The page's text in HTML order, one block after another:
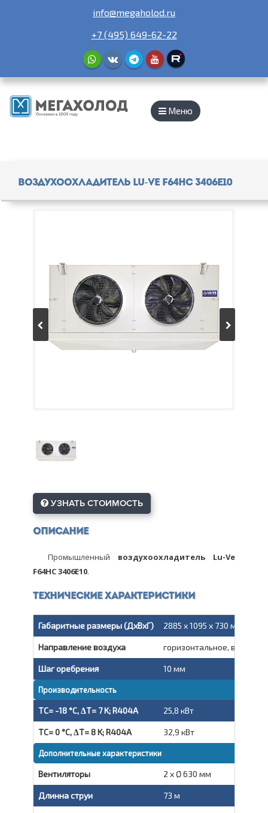
info@megaholod.ru
+7 (495) 649-62-22
Меню
Воздухоохладитель Lu-Ve F64HC 3406E10
УЗНАТЬ СТОИМОСТЬ
Описание
Промышленный воздухоохладитель Lu-Ve
F64HC 3406E10.
Технические характеристики
Габаритные размеры (ДxВxГ) 2885 x 1095 x 730 мм
Направление воздуха горизонтальное,
Шаг оребрения 10 мм
Производительность
TC= -18 °C, ΔT= 7 K; R404A 25,8 кВт
TC= 0 °C, ΔT= 8 K; R404A 32,9 кВт
Дополнительные характеристики
Вентиляторы 2 x Ø 630 мм
Длинна струи 73 м